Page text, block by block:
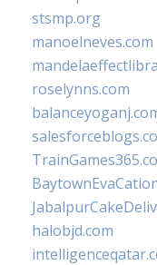
stsmp.org
manoelneves.com
roselynns.com
halobjd.com